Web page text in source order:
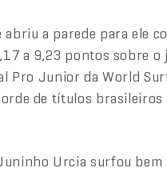
a parede para ele
a 9,23 pontos sobre o
Pro Junior da World
de títulos
Urcia surfou bem